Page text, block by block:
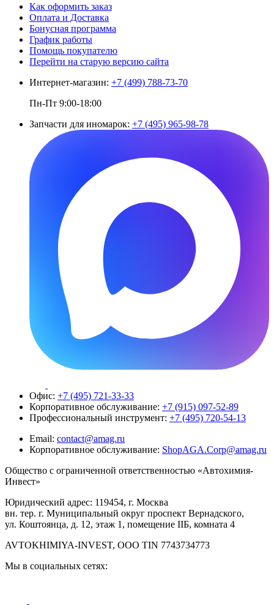
Как оформить заказ
Оплата и Доставка
Бонусная программа
График работы
Помощь покупателю
Перейти на старую версию сайта
Интернет-магазин: +7 (499) 788-73-70
Пн-Пт 9:00-18:00
Запчасти для иномарок: +7 (495) 965-98-78
Офис: +7 (495) 721-33-33
Корпоративное обслуживание: +7 (915) 097-52-89
Профессиональный инструмент: +7 (495) 720-54-13
Email: contact@amag.ru
Корпоративное обслуживание: ShopAGA.Corp@amag.ru
Общество с ограниченной ответственностью «Автохимия-
Инвест»
Юридический адрес: 119454, г. Москва
вн. тер. г. Муниципальный округ проспект Вернадского,
ул. Коштоянца, д. 12, этаж 1, помещение IIБ, комната 4
AVTOKHIMIYA-INVEST, OOO TIN 7743734773
Мы в социальных сетях: